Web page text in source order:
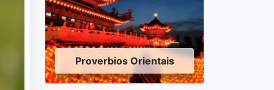
Proverbios Orientais